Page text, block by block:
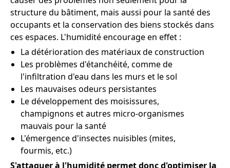
structure du bâtiment, mais aussi pour la santé des
occupants et la conservation des biens stockés dans
ces espaces. L'humidité encourage en effet :
La détérioration des matériaux de construction
Les problèmes d'étanchéité, comme de
l'infiltration d'eau dans les murs et le sol
Les mauvaises odeurs persistantes
Le développement des moisissures,
champignons et autres micro-organismes
mauvais pour la santé
L'émergence d'insectes nuisibles (mites,
fourmis, etc.)
S'attaquer à l'humidité permet donc d'optimiser la